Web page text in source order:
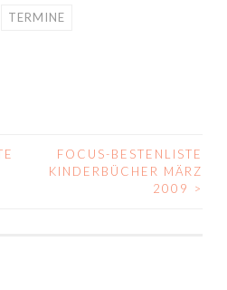
TERMINE
FOCUS-BESTENLISTE
KINDERBÜCHER MÄRZ
2009
>